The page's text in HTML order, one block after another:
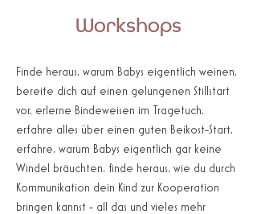
Workshops
Finde heraus, warum Babys eigentlich weinen,
bereite dich auf einen gelungenen Stillstart
vor, erlerne Bindeweisen im Tragetuch,
erfahre alles über einen guten Beikost-Start,
erfahre, warum Babys eigentlich gar keine
Windel bräuchten, finde heraus, wie du durch
Kommunikation dein Kind zur Kooperation
bringen kannst - all das und vieles mehr